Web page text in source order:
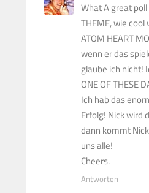
What A great
THEME, wie
ATOM HEART
wenn er das
glaube ich nicht!
ONE OF THESE
Ich hab das
Erfolg! Nick wird
dann kommt
uns alle!
Cheers.
Antworten